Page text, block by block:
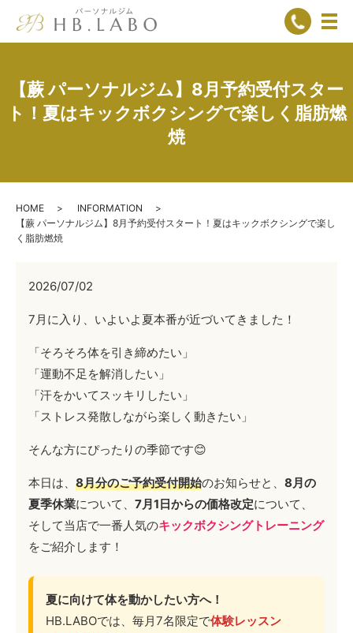
【蕨 パーソナルジム】8月予約受付スター
ト！夏はキックボクシングで楽しく脂肪燃
焼
HOME
INFORMATION
【蕨 パーソナルジム】8月予約受付スタート！夏はキックボクシングで楽し
く脂肪燃焼
2026/07/02
7月に入り、いよいよ夏本番が近づいてきました！
「そろそろ体を引き締めたい」
「運動不足を解消したい」
「汗をかいてスッキリしたい」
「ストレス発散しながら楽しく動きたい」
そんな方にぴったりの季節です😊
本日は、8月分のご予約受付開始のお知らせと、8月の
夏季休業について、7月1日からの価格改定について、
そして当店で一番人気のキックボクシングトレーニング
をご紹介します！
夏に向けて体を動かしたい方へ！
HB.LABOでは、毎月7名限定で体験レッスン